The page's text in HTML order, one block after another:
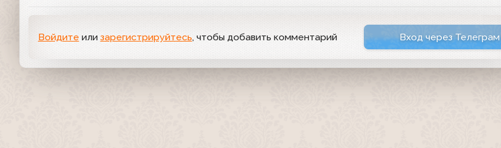
Войдите или зарегистрируйтесь, чтобы добавить комментарий Вход через Телеграм